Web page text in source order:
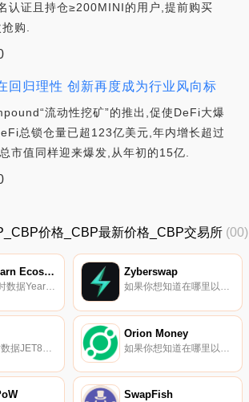
认证且持仓≥200MINI的用户,提前购买
购.
回归理性 创新再度成为行业风向标
流动性挖矿”的推出,促使DeFi大爆
总锁仓量已超123亿美元,年内增长超过
市值同样迎来爆发,从年初的15亿.
价格_CBP最新价格_CBP交易所 (00)
PieDAO Yearn Ecosystem Pie
YPIE价格实时数据Yearn生态系统派（YPIE）是PieDAO；PieVaults实现,能够直接与DeFi上的协议接触,带来元治理,并为每个Pie的底层资产释放更高的生产力.
Zyberswap
如果你想知道在哪里以当前价格购买Zyberswap,目前交易{Zyberswap]股票的顶级加密货币交易所是Bitget、MEXC、BKEX、Uniswap（V3）（ArZYBtrum）和ZT。您可以在我们的加密货币交易所页面上找到其他列表.
Orion Money
SwapFish